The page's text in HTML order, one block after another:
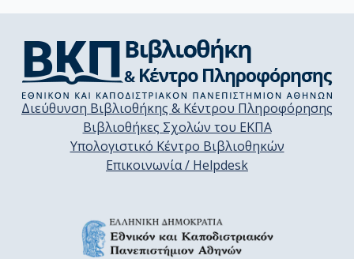
Διεύθυνση Βιβλιοθήκης & Κέντρου Πληροφόρησης
Βιβλιοθήκες Σχολών του ΕΚΠΑ
Υπολογιστικό Κέντρο Βιβλιοθηκών
Επικοινωνία / Helpdesk